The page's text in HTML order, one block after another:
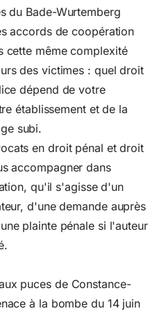
du Bade-Wurtemberg
accords de coopération
cette même complexité
des victimes : quel droit
dépend de votre
établissement et de la
subi.
en droit pénal et droit
accompagner dans
qu'il s'agisse d'un
d'une demande auprès
plainte pénale si l'auteur
puces de Constance-
à la bombe du 14 juin